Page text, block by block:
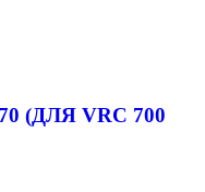
(ДЛЯ VRC 700